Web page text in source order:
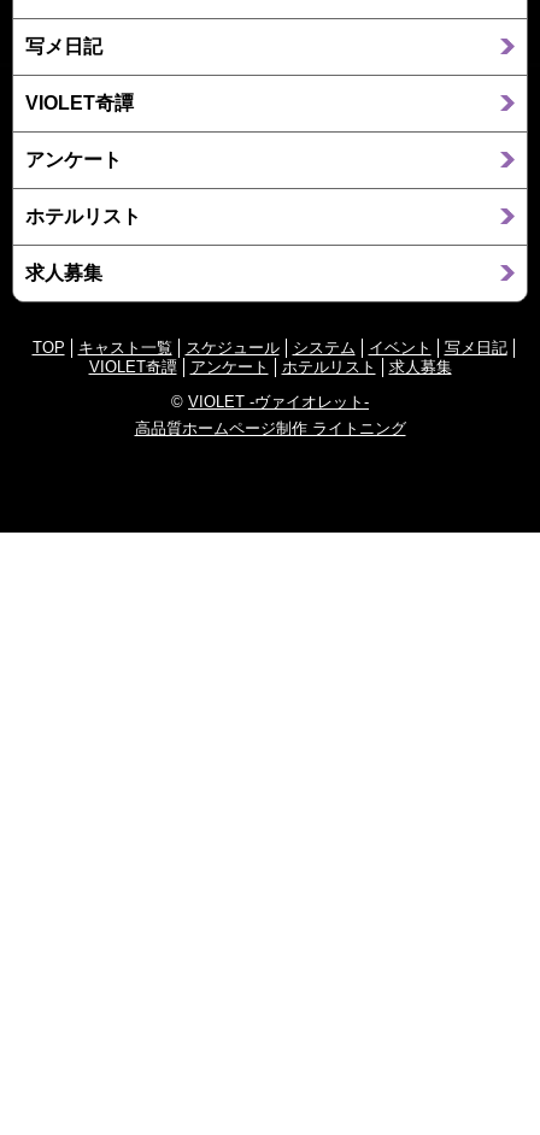
写メ日記
VIOLET奇譚
アンケート
ホテルリスト
求人募集
TOP キャスト一覧 スケジュール システム イベント
写メ日記
VIOLET奇譚
アンケート ホテルリスト
求人募集
© VIOLET -ヴァイオレット-
高品質ホームページ制作 ライトニング